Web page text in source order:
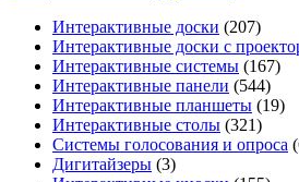
Интерактивные доски (207)
Интерактивные доски с
Интерактивные системы (167)
Интерактивные панели (544)
Интерактивные планшеты (19)
Интерактивные столы (321)
Системы голосования и опроса
Дигитайзеры (3)